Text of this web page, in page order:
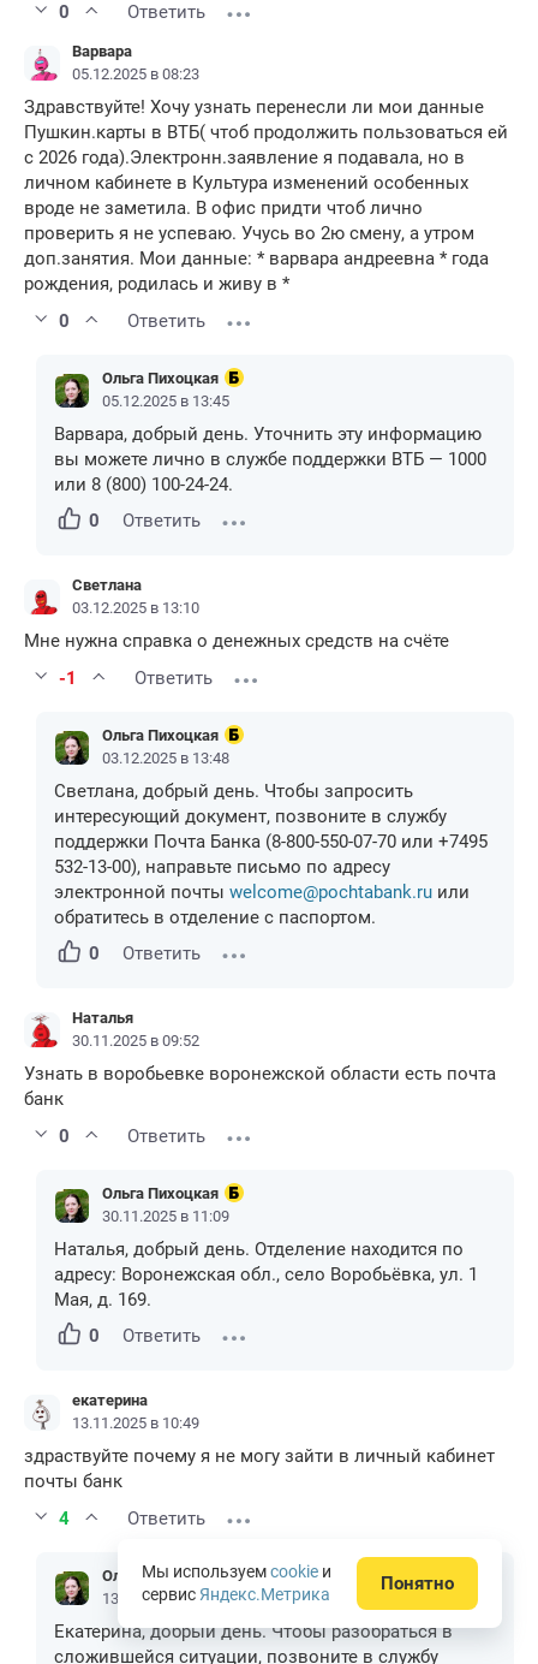
0
Ответить
Варвара
05.12.2025 в 08:23
Здравствуйте! Хочу узнать перенесли ли мои данные
Пушкин.карты в ВТБ( чтоб продолжить пользоваться ей
с 2026 года).Электронн.заявление я подавала, но в
личном кабинете в Культура изменений особенных
вроде не заметила. В офис придти чтоб лично
проверить я не успеваю. Учусь во 2ю смену, а утром
доп.занятия. Мои данные: * варвара андреевна * года
рождения, родилась и живу в *
0
Ответить
Ольга Пихоцкая
05.12.2025 в 13:45
Варвара, добрый день. Уточнить эту информацию
вы можете лично в службе поддержки ВТБ — 1000
или 8 (800) 100-24-24.
0
Ответить
Светлана
03.12.2025 в 13:10
Мне нужна справка о денежных средств на счёте
-1
Ответить
Ольга Пихоцкая
03.12.2025 в 13:48
Светлана, добрый день. Чтобы запросить
интересующий документ, позвоните в службу
поддержки Почта Банка (8-800-550-07-70 или +7495
532-13-00), направьте письмо по адресу
электронной почты welcome@pochtabank.ru или
обратитесь в отделение с паспортом.
0
Ответить
Наталья
30.11.2025 в 09:52
Узнать в воробьевке воронежской области есть почта
банк
0
Ответить
Ольга Пихоцкая
30.11.2025 в 11:09
Наталья, добрый день. Отделение находится по
адресу: Воронежская обл., село Воробьёвка, ул. 1
Мая, д. 169.
0
Ответить
екатерина
13.11.2025 в 10:49
здраствуйте почему я не могу зайти в личный кабинет
почты банк
4
Ответить
Ольга Пихоцкая
13.11.2025 в 10:50
Екатерина, добрый день. Чтобы разобраться в
сложившейся ситуации, позвоните в службу
Мы используемcookie и
сервис Яндекс.Метрика Понятно